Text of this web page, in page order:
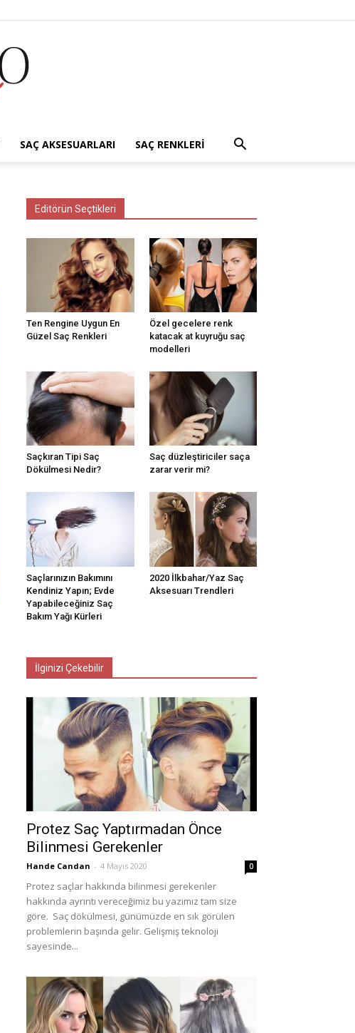
SAÇ AKSESUARLARI SAÇ RENKLERI
Editörün Seçtikleri
Ten Rengine Uygun En
Güzel Saç Renkleri
Özel gecelere renk
katacak at kuyruğu saç
modelleri
Saçkıran Tipi Saç
Dökülmesi Nedir?
Saç düzleştiriciler saça
zarar verir mi?
Saçlarınızın Bakımını
Kendiniz Yapın; Evde
Yapabileceğiniz Saç
Bakım Yağı Kürleri
2020 İlkbahar/Yaz Saç
Aksesuarı Trendleri
İlginizi Çekebilir
Protez Saç Yaptırmadan Önce
Bilinmesi Gerekenler
Hande Candan - 4 Mayıs 2020 0
Protez saçlar hakkında bilinmesi gerekenler
hakkında ayrıntı vereceğimiz bu yazımız tam size
göre. Saç dökülmesi, günümüzde en sık görülen
problemlerin başında gelir. Gelişmiş teknoloji
sayesinde...